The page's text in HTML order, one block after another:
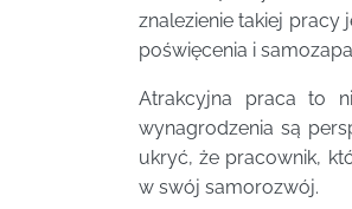
znalezienie takiej pracy
poświęcenia i
Atrakcyjna praca to
wynagrodzenia są
ukryć, że pracownik,
w swój samorozwój.